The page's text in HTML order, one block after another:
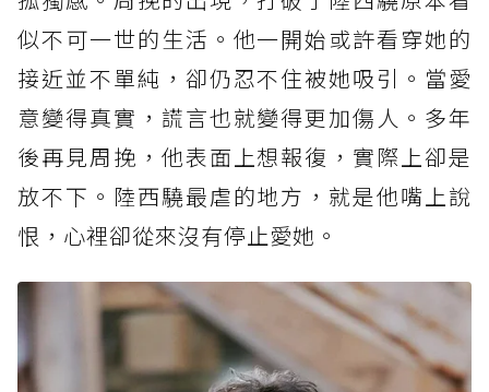
似不可一世的生活。他一開始或許看穿她的
接近並不單純，卻仍忍不住被她吸引。當愛
意變得真實，謊言也就變得更加傷人。多年
後再見周挽，他表面上想報復，實際上卻是
放不下。陸西驍最虐的地方，就是他嘴上說
恨，心裡卻從來沒有停止愛她。